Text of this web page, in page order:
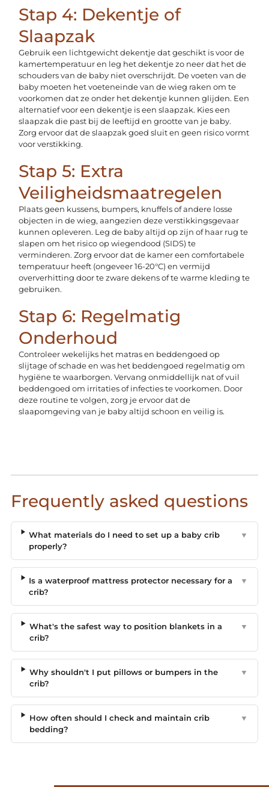
Stap 4: Dekentje of
Slaapzak
Gebruik een lichtgewicht dekentje dat geschikt is voor de
kamertemperatuur en leg het dekentje zo neer dat het de
schouders van de baby niet overschrijdt. De voeten van de
baby moeten het voeteneinde van de wieg raken om te
voorkomen dat ze onder het dekentje kunnen glijden. Een
alternatief voor een dekentje is een slaapzak. Kies een
slaapzak die past bij de leeftijd en grootte van je baby.
Zorg ervoor dat de slaapzak goed sluit en geen risico vormt
voor verstikking.
Stap 5: Extra
Veiligheidsmaatregelen
Plaats geen kussens, bumpers, knuffels of andere losse
objecten in de wieg, aangezien deze verstikkingsgevaar
kunnen opleveren. Leg de baby altijd op zijn of haar rug te
slapen om het risico op wiegendood (SIDS) te
verminderen. Zorg ervoor dat de kamer een comfortabele
temperatuur heeft (ongeveer 16-20°C) en vermijd
oververhitting door te zware dekens of te warme kleding te
gebruiken.
Stap 6: Regelmatig
Onderhoud
Controleer wekelijks het matras en beddengoed op
slijtage of schade en was het beddengoed regelmatig om
hygiëne te waarborgen. Vervang onmiddellijk nat of vuil
beddengoed om irritaties of infecties te voorkomen. Door
deze routine te volgen, zorg je ervoor dat de
slaapomgeving van je baby altijd schoon en veilig is.
Frequently asked questions
What materials do I need to set up a baby crib
properly?
▼
Is a waterproof mattress protector necessary for a
crib?
▼
What's the safest way to position blankets in a
crib?
▼
Why shouldn't I put pillows or bumpers in the
crib?
▼
How often should I check and maintain crib
bedding?
▼